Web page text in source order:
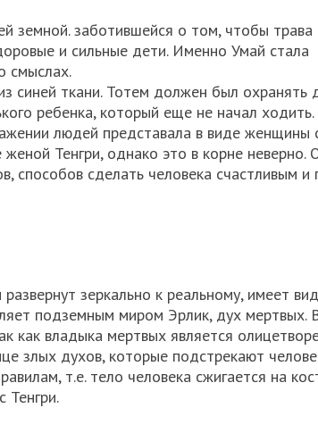
земной. заботившейся о том, чтобы трава
и сильные дети. Именно Умай стала
смыслах.
синей ткани. Тотем должен был охранять
ребенка, который еще не начал ходить.
людей представала в виде женщины
Тенгри, однако это в корне неверно.
способов сделать человека счастливым и
зеркально к реальному, имеет
подземным миром Эрлик, дух мертвых.
как владыка мертвых является
злых духов, которые подстрекают
т.е. тело человека сжигается на
Тенгри.